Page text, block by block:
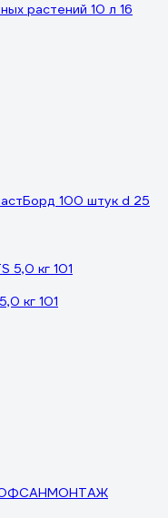
растений 10 л 16
100 штук d 25
кг 101